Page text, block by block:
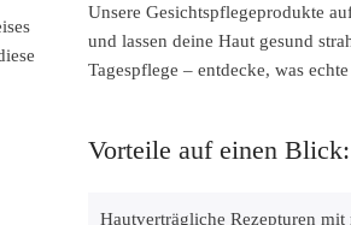
Unsere Gesichtspflegeprodukte
und lassen deine Haut gesund
Tagespflege – entdecke, was
Vorteile auf einen Blick:
Hautverträgliche Rezepturen